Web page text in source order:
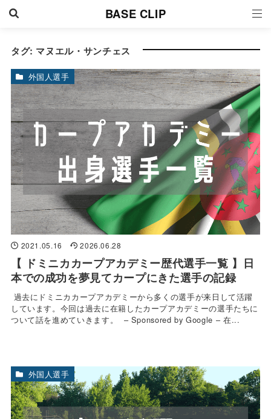
BASE CLIP
タグ: マヌエル・サンチェス
2021.05.16 2026.06.28
【 ドミニカカープアカデミー歴代選手一覧 】日
本での成功を夢見てカープにきた選手の記録
過去にドミニカカープアカデミーから多くの選手が来日して活躍
しています。今回は過去に在籍したカープアカデミーの選手たちに
ついて話を進めていきます。 – Sponsored by Google – 在...
外国人選手
外国人選手